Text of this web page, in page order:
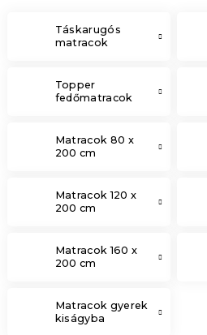
Táskarugós
matracok
Topper
fedőmatracok
Matracok 80 x
200 cm
Matracok 120 x
200 cm
Matracok 160 x
200 cm
Matracok gyerek
kiságyba